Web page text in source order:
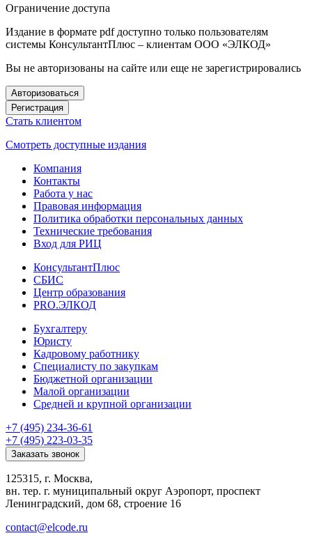
Ограничение доступа
Издание в формате pdf доступно только пользователям
системы КонсультантПлюс – клиентам ООО «ЭЛКОД»
Вы не авторизованы на сайте или еще не зарегистрировались
Авторизоваться
Регистрация
Стать клиентом
Смотреть доступные издания
Компания
Контакты
Работа у нас
Правовая информация
Политика обработки персональных данных
Технические требования
Вход для РИЦ
КонсультантПлюс
СБИС
Центр образования
PRO.ЭЛКОД
Бухгалтеру
Юристу
Кадровому работнику
Специалисту по закупкам
Бюджетной организации
Малой организации
Средней и крупной организации
+7 (495) 234-36-61
+7 (495) 223-03-35
Заказать звонок
125315, г. Москва,
вн. тер. г. муниципальный округ Аэропорт, проспект
Ленинградский, дом 68, строение 16
contact@elcode.ru